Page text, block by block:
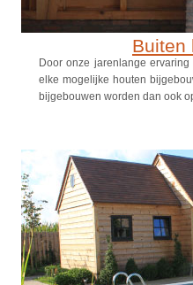
Buiten
Door onze jarenlange
elke mogelijke houten
bijgebouwen worden dan ook